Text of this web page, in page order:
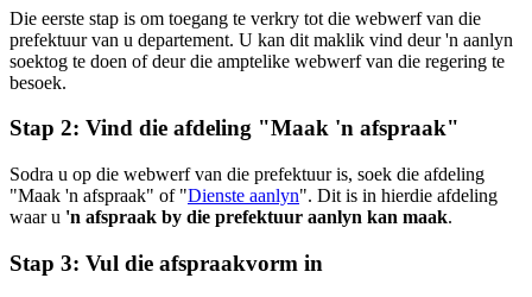
Die eerste stap is om toegang te verkry tot die webwerf van die
prefektuur van u departement. U kan dit maklik vind deur 'n aanlyn
soektog te doen of deur die amptelike webwerf van die regering te
besoek.
Stap 2: Vind die afdeling "Maak 'n afspraak"
Sodra u op die webwerf van die prefektuur is, soek die afdeling
"Maak 'n afspraak" of "Dienste aanlyn". Dit is in hierdie afdeling
waar u 'n afspraak by die prefektuur aanlyn kan maak.
Stap 3: Vul die afspraakvorm in